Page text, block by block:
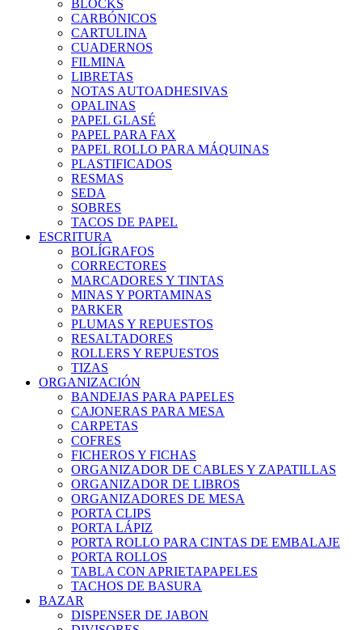
BLOCKS
CARBÓNICOS
CARTULINA
CUADERNOS
FILMINA
LIBRETAS
NOTAS AUTOADHESIVAS
OPALINAS
PAPEL GLASÉ
PAPEL PARA FAX
PAPEL ROLLO PARA MÁQUINAS
PLASTIFICADOS
RESMAS
SEDA
SOBRES
TACOS DE PAPEL
ESCRITURA
BOLÍGRAFOS
CORRECTORES
MARCADORES Y TINTAS
MINAS Y PORTAMINAS
PARKER
PLUMAS Y REPUESTOS
RESALTADORES
ROLLERS Y REPUESTOS
TIZAS
ORGANIZACIÓN
BANDEJAS PARA PAPELES
CAJONERAS PARA MESA
CARPETAS
COFRES
FICHEROS Y FICHAS
ORGANIZADOR DE CABLES Y ZAPATILLAS
ORGANIZADOR DE LIBROS
ORGANIZADORES DE MESA
PORTA CLIPS
PORTA LÁPIZ
PORTA ROLLO PARA CINTAS DE EMBALAJE
PORTA ROLLOS
TABLA CON APRIETAPAPELES
TACHOS DE BASURA
BAZAR
DISPENSER DE JABON